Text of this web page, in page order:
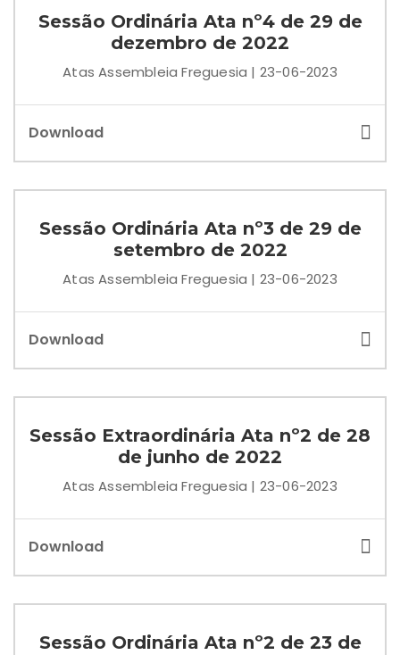
Sessão Ordinária Ata nº4 de 29 de
dezembro de 2022
Atas Assembleia Freguesia | 23-06-2023
Download
Sessão Ordinária Ata nº3 de 29 de
setembro de 2022
Atas Assembleia Freguesia | 23-06-2023
Download
Sessão Extraordinária Ata nº2 de 28
de junho de 2022
Atas Assembleia Freguesia | 23-06-2023
Download
Sessão Ordinária Ata nº2 de 23 de